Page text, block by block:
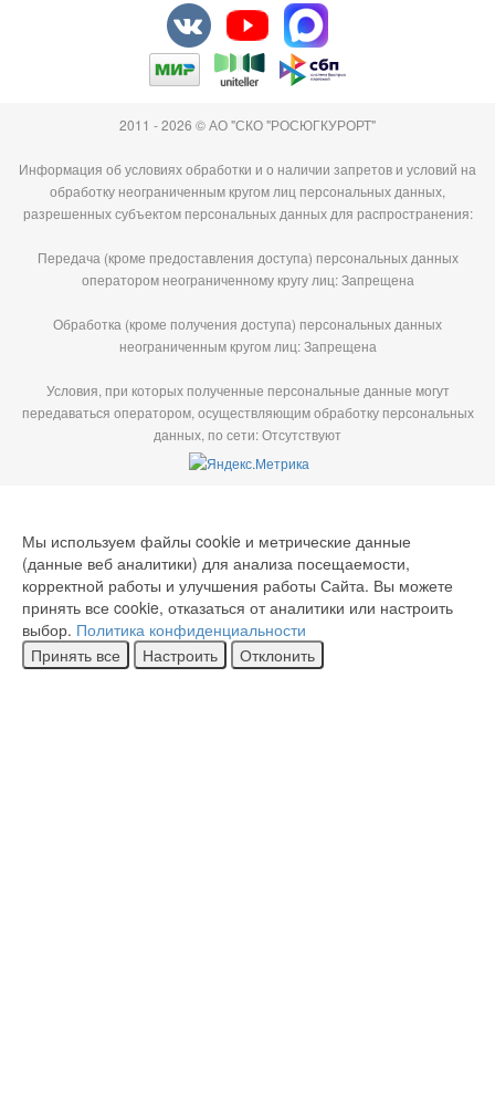
2011 - 2026 © АО "СКО "РОСЮГКУРОРТ"
Информация об условиях обработки и о наличии запретов и условий на
обработку неограниченным кругом лиц персональных данных,
разрешенных субъектом персональных данных для распространения:
Передача (кроме предоставления доступа) персональных данных
оператором неограниченному кругу лиц: Запрещена
Обработка (кроме получения доступа) персональных данных
неограниченным кругом лиц: Запрещена
Условия, при которых полученные персональные данные могут
передаваться оператором, осуществляющим обработку персональных
данных, по сети: Отсутствуют
Мы используем файлы cookie и метрические данные
(данные веб аналитики) для анализа посещаемости,
корректной работы и улучшения работы Сайта. Вы можете
принять все cookie, отказаться от аналитики или настроить
выбор. Политика конфиденциальности
Принять все
Настроить Отклонить